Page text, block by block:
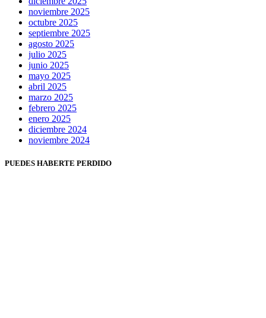
noviembre 2025
octubre 2025
septiembre 2025
agosto 2025
julio 2025
junio 2025
mayo 2025
abril 2025
marzo 2025
febrero 2025
enero 2025
diciembre 2024
noviembre 2024
PUEDES HABERTE PERDIDO